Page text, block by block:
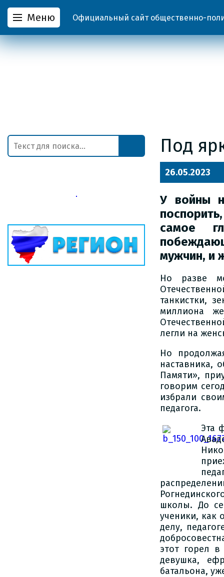
Меню Официальный сайт общественно-
Под
26.05.2023
У войны
самое
мужчин, и
Но разве
танкистки,
миллиона
легли на
Но
наставника,
Памяти»,
говорим
избрали
педагога.
Эта
школы. До
ученики, как
делу,
этот горел
девушка,
батальона,